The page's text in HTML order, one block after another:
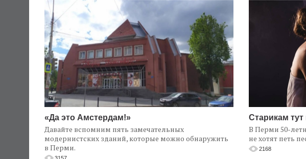
«Да это Амстердам!»
Давайте вспомним пять замечательных
модернистских зданий, которые можно обнаружить
в Перми.
Старикам тут
В Перми 50-
не хотят петь
2168